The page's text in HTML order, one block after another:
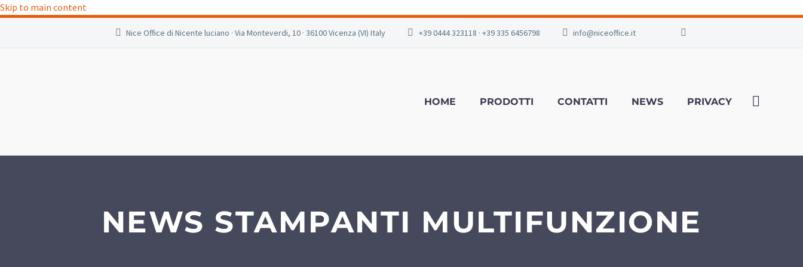
Skip to main content
Nice Office di Nicente luciano · Via Monteverdi, 10 · 36100 Vicenza (VI) Italy +39 0444 323118 · +39 335 6456798 info@niceoffice.it
HOME PRODOTTI CONTATTI NEWS PRIVACY
NEWS STAMPANTI MULTIFUNZIONE